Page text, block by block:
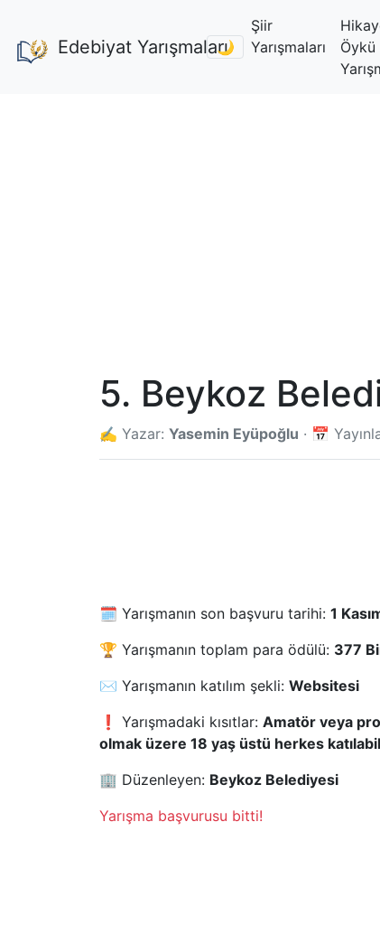
Edebiyat Yarışmaları
🌙
Şiir
Yarışmaları
Öykü
5. Beykoz
✍️ Yazar: Yasemin Eyüpoğlu · 📅
🗓️ Yarışmanın son başvuru tarihi: 1
🏆 Yarışmanın toplam para ödülü: 377
✉️ Yarışmanın katılım şekli: Websitesi
❗ Yarışmadaki kısıtlar: Amatör veya
olmak üzere 18 yaş üstü herkes
🏢 Düzenleyen: Beykoz Belediyesi
Yarışma başvurusu bitti!